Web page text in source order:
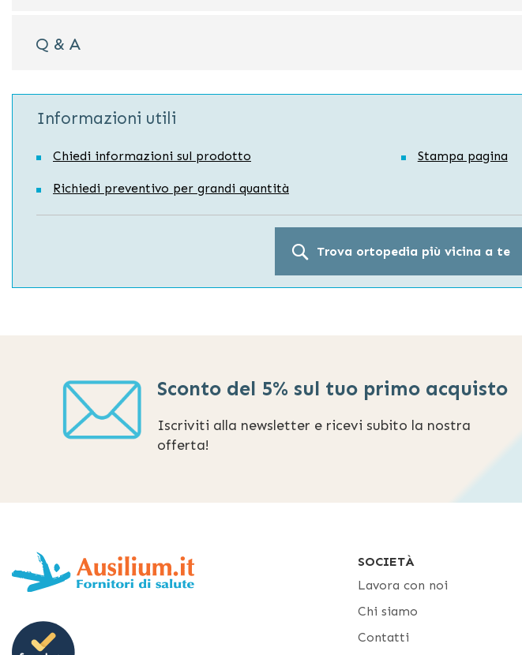
Q & A
Informazioni utili
Chiedi informazioni sul prodotto Stampa pagina
Richiedi preventivo per grandi quantità
Trova ortopedia più vicina a te
Sconto del 5% sul tuo primo acquisto
Iscriviti alla newsletter e ricevi subito la nostra
offerta!
SOCIETÀ
Lavora con noi
Chi siamo
Contatti